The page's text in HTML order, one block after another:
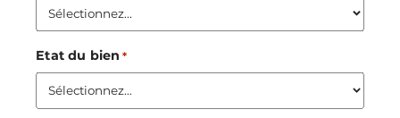
Etat du bien *